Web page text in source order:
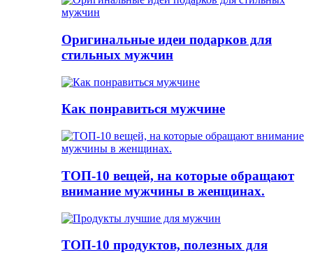
Оригинальные идеи подарков для
стильных мужчин
Как понравиться мужчине
ТОП-10 вещей, на которые обращают
внимание мужчины в женщинах.
ТОП-10 продуктов, полезных для